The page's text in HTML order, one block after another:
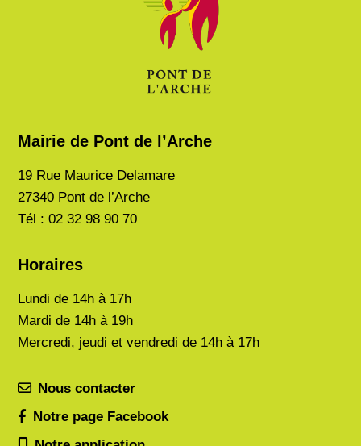
Mairie de Pont de l’Arche
19 Rue Maurice Delamare
27340 Pont de l’Arche
Tél : 02 32 98 90 70
Horaires
Lundi de 14h à 17h
Mardi de 14h à 19h
Mercredi, jeudi et vendredi de 14h à 17h
Nous contacter
Notre page Facebook